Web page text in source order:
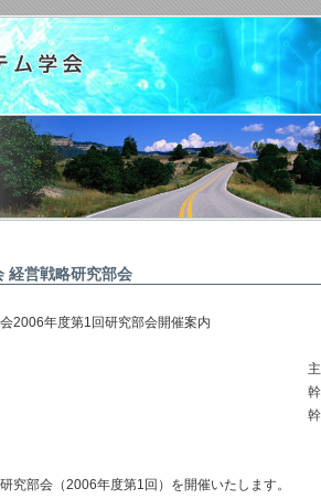
経営戦略研究部会
2006年度第1回研究部会開催案内
摩大学
治大学
澤大学
究部会（2006年度第1回）を開催いたします。